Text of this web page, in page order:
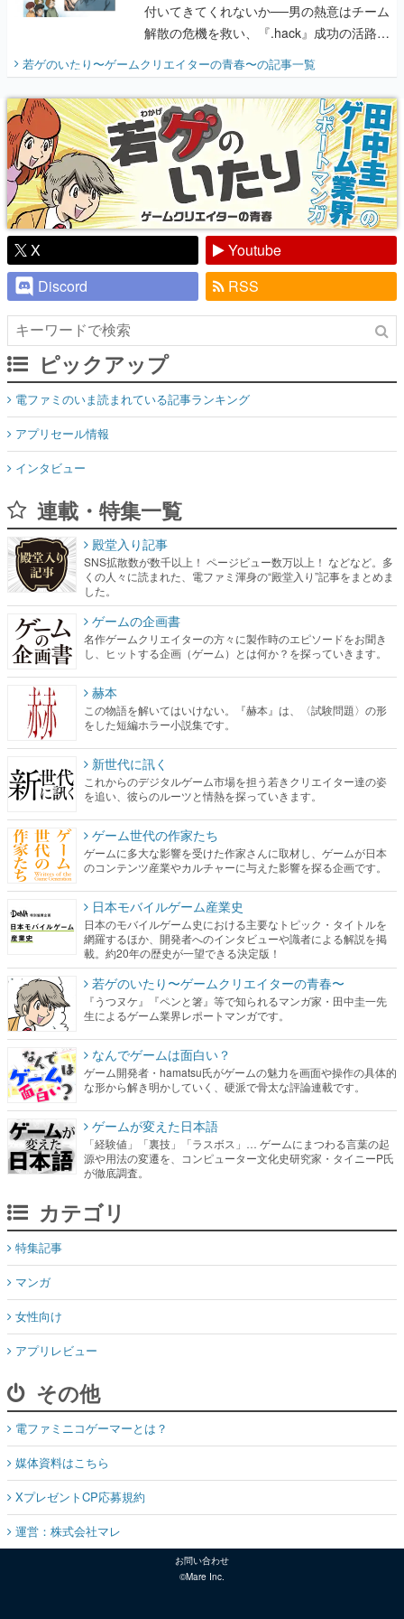
付いてきてくれないか──男の熱意はチーム
解散の危機を救い、『.hack』成功の活路を
『少年ジャンプ』色だった【若ゲのいた
り】
若ゲのいたり〜ゲームクリエイターの青春〜の記事一覧
X
Youtube
Discord
RSS
ピックアップ
電ファミのいま読まれている記事ランキング
アプリセール情報
インタビュー
連載・特集一覧
殿堂入り記事
SNS拡散数が数千以上！ ページビュー数万以上！ などなど。多
くの人々に読まれた、電ファミ渾身の“殿堂入り”記事をまとめま
した。
ゲームの企画書
名作ゲームクリエイターの方々に製作時のエピソードをお聞き
し、ヒットする企画（ゲーム）とは何か？を探っていきます。
赫本
この物語を解いてはいけない。『赫本』は、〈試験問題〉の形
をした短編ホラー小説集です。
新世代に訊く
これからのデジタルゲーム市場を担う若きクリエイター達の姿
を追い、彼らのルーツと情熱を探っていきます。
ゲーム世代の作家たち
ゲームに多大な影響を受けた作家さんに取材し、ゲームが日本
のコンテンツ産業やカルチャーに与えた影響を探る企画です。
日本モバイルゲーム産業史
日本のモバイルゲーム史における主要なトピック・タイトルを
網羅するほか、開発者へのインタビューや識者による解説を掲
載。約20年の歴史が一望できる決定版！
若ゲのいたり〜ゲームクリエイターの青春〜
『うつヌケ』『ペンと箸』等で知られるマンガ家・田中圭一先
生によるゲーム業界レポートマンガです。
なんでゲームは面白い？
ゲーム開発者・hamatsu氏がゲームの魅力を画面や操作の具体的
な形から解き明かしていく、硬派で骨太な評論連載です。
ゲームが変えた日本語
「経験値」「裏技」「ラスボス」… ゲームにまつわる言葉の起
源や用法の変遷を、コンピューター文化史研究家・タイニーP氏
が徹底調査。
カテゴリ
特集記事
マンガ
女性向け
アプリレビュー
その他
電ファミニコゲーマーとは？
媒体資料はこちら
XプレゼントCP応募規約
運営：株式会社マレ
お問い合わせ
©Mare Inc.